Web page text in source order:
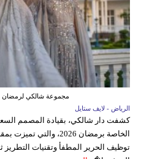
مجموعة شالكي لرمضان 2026 - الصورة من الدار
الرياض - لايف ستايل
كشفت دار شالكي، بقيادة المصمم
الخاصة برمضان 2026،
توظيف الحرير المطفأ وتقنيات التطريز